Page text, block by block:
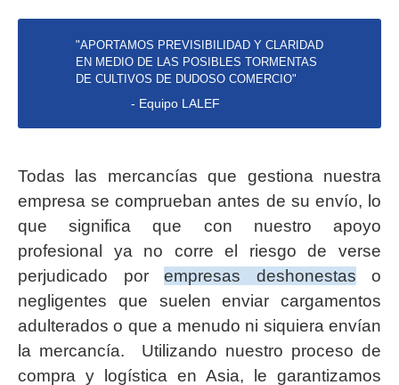
"APORTAMOS PREVISIBILIDAD Y CLARIDAD
EN MEDIO DE LAS POSIBLES TORMENTAS
DE CULTIVOS DE DUDOSO COMERCIO"
- Equipo LALEF
Todas las mercancías que gestiona nuestra
empresa se comprueban antes de su envío, lo
que significa que con nuestro apoyo
profesional ya no corre el riesgo de verse
perjudicado por empresas deshonestas o
negligentes que suelen enviar cargamentos
adulterados o que a menudo ni siquiera envían
la mercancía. Utilizando nuestro proceso de
compra y logística en Asia, le garantizamos